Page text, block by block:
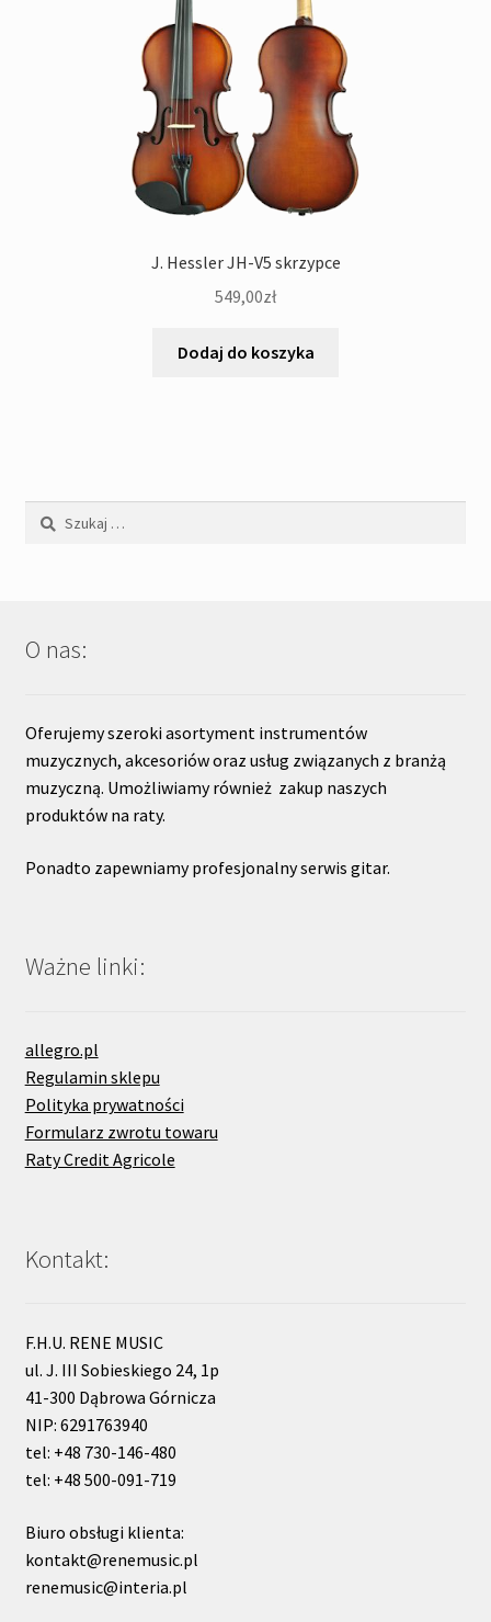
J. Hessler JH-V5 skrzypce
549,00zł
Dodaj do koszyka
Szukaj:
O nas:
Oferujemy szeroki asortyment instrumentów
muzycznych, akcesoriów oraz usług związanych z branżą
muzyczną. Umożliwiamy również zakup naszych
produktów na raty.
Ponadto zapewniamy profesjonalny serwis gitar.
Ważne linki:
allegro.pl
Regulamin sklepu
Polityka prywatności
Formularz zwrotu towaru
Raty Credit Agricole
Kontakt:
F.H.U. RENE MUSIC
ul. J. III Sobieskiego 24, 1p
41-300 Dąbrowa Górnicza
NIP: 6291763940
tel: +48 730-146-480
tel: +48 500-091-719
Biuro obsługi klienta:
kontakt@renemusic.pl
renemusic@interia.pl